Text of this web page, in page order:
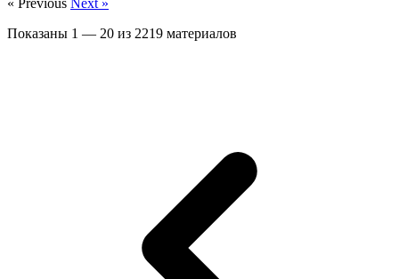
« Previous Next »
Показаны 1 — 20 из 2219 материалов